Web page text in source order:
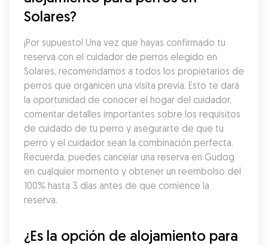
Solares?
¡Por supuesto! Una vez que hayas confirmado tu
reserva con el cuidador de perros elegido en
Solares, recomendamos a todos los propietarios de
perros que organicen una visita previa. Esto te dará
la oportunidad de conocer el hogar del cuidador,
comentar detalles importantes sobre los requisitos
de cuidado de tu perro y asegurarte de que tu
perro y el cuidador sean la combinación perfecta.
Recuerda, puedes cancelar una reserva en Gudog
en cualquier momento y obtener un reembolso del
100% hasta 3 días antes de que comience la
reserva.
¿Es la opción de alojamiento para